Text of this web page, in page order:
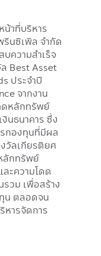
น้าที่บริหาร
นซิเพิล จำกัด
ความสำเร็จ
Best Asset
ประจำปี
จากงาน
ดหลักทรัพย์
นธนาคาร ซึ่ง
กองทุนที่มีผล
วัลเกียรติยศ
ลักทรัพย์
ะความโดด
วม เพื่อสร้าง
น ตลอดจน
หารจัดการ